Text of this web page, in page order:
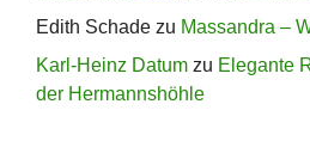
Edith Schade zu Massandra –
Karl-Heinz Datum zu Elegante
der Hermannshöhle